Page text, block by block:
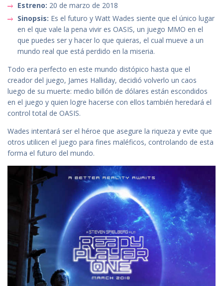
Estreno: 20 de marzo de 2018
Sinopsis: Es el futuro y Watt Wades siente que el único lugar
en el que vale la pena vivir es OASIS, un juego MMO en el
que puedes ser y hacer lo que quieras, el cual mueve a un
mundo real que está perdido en la miseria.
Todo era perfecto en este mundo distópico hasta que el
creador del juego, James Halliday, decidió volverlo un caos
luego de su muerte: medio billón de dólares están escondidos
en el juego y quien logre hacerse con ellos también heredará el
control total de OASIS.
Wades intentará ser el héroe que asegure la riqueza y evite que
otros utilicen el juego para fines maléficos, controlando de esta
forma el futuro del mundo.